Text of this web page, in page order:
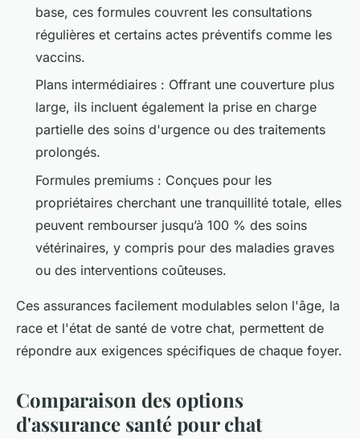
base, ces formules couvrent les consultations
régulières et certains actes préventifs comme les
vaccins.
Plans intermédiaires : Offrant une couverture plus
large, ils incluent également la prise en charge
partielle des soins d'urgence ou des traitements
prolongés.
Formules premiums : Conçues pour les
propriétaires cherchant une tranquillité totale, elles
peuvent rembourser jusqu’à 100 % des soins
vétérinaires, y compris pour des maladies graves
ou des interventions coûteuses.
Ces assurances facilement modulables selon l'âge, la
race et l'état de santé de votre chat, permettent de
répondre aux exigences spécifiques de chaque foyer.
Comparaison des options
d'assurance santé pour chat